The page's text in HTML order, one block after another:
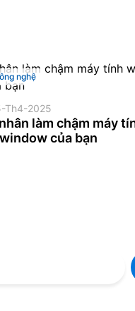
nghệ
Th4-2025
làm chậm máy
của bạn